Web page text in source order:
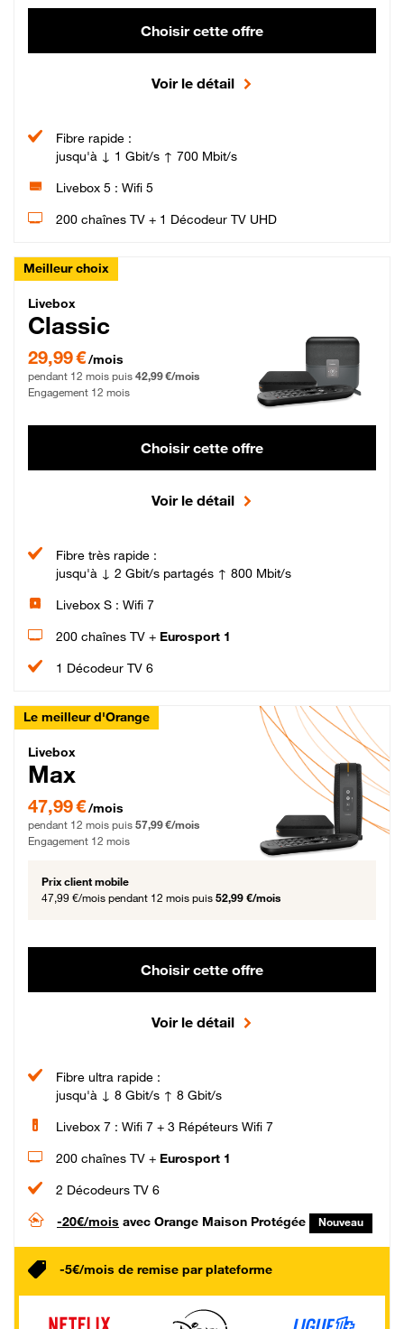
Choisir cette offre
Voir le détail
Fibre rapide :
jusqu'à ↓ 1 Gbit/s ↑ 700 Mbit/s
Livebox 5 : Wifi 5
200 chaînes TV + 1 Décodeur TV UHD
Meilleur choix
Livebox Classic Fibre
Livebox
Classic
29,99 € par mois pendant 12 mois puis 42,99 € par mois, Engagement 12 mois
29,99 €/mois
pendant 12 mois puis 42,99 €/mois
Engagement 12 mois
Choisir cette offre
Voir le détail
Fibre très rapide :
jusqu'à ↓ 2 Gbit/s partagés ↑ 800 Mbit/s
Livebox S : Wifi 7
200 chaînes TV + Eurosport 1
1 Décodeur TV 6
Le meilleur d'Orange
Livebox Max Fibre
Livebox
Max
47,99 € par mois pendant 12 mois puis 57,99 € par mois, Engagement 12 mois
47,99 €/mois
pendant 12 mois puis 57,99 €/mois
Engagement 12 mois
Prix client mobile
47,99 €/mois pendant 12 mois puis 52,99 €/mois
Choisir cette offre
Voir le détail
Fibre ultra rapide :
jusqu'à ↓ 8 Gbit/s ↑ 8 Gbit/s
Livebox 7 : Wifi 7 + 3 Répéteurs Wifi 7
200 chaînes TV + Eurosport 1
2 Décodeurs TV 6
-20€/mois avec Orange Maison Protégée Nouveau
-5€/mois de remise par plateforme